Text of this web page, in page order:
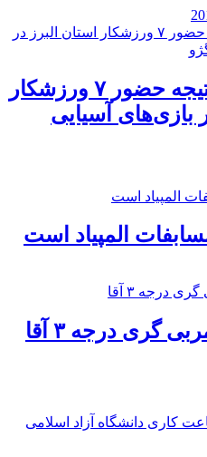
۲ مدال برنز نتیجه حضور ۷ ورزشکار
بازی‌های آسیایی
المپیاد است
گری درجه ۳ آقا